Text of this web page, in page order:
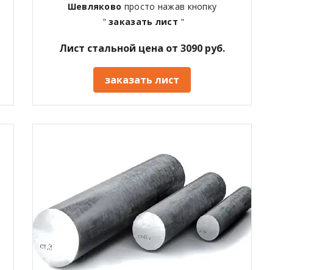
Шевляково просто нажав кнопку
"заказать лист "
Лист стальной цена от 3090 руб.
заказать лист